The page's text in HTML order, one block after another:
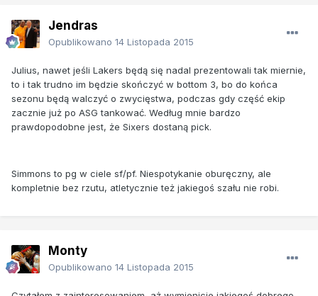
Jendras
Opublikowano 14 Listopada 2015
Julius, nawet jeśli Lakers będą się nadal prezentowali tak miernie,
to i tak trudno im będzie skończyć w bottom 3, bo do końca
sezonu będą walczyć o zwycięstwa, podczas gdy część ekip
zacznie już po ASG tankować. Według mnie bardzo
prawdopodobne jest, że Sixers dostaną pick.
Simmons to pg w ciele sf/pf. Niespotykanie oburęczny, ale
kompletnie bez rzutu, atletycznie też jakiegoś szału nie robi.
Monty
Opublikowano 14 Listopada 2015